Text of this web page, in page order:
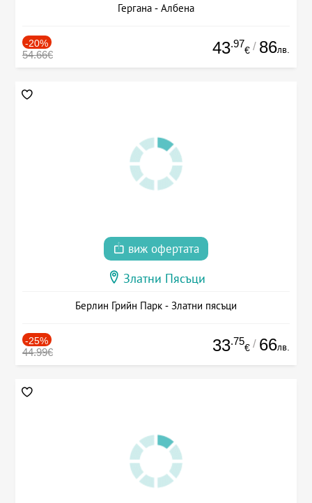
Гергана - Албена
-20%
54.66€ 43.97
€ / 86лв.
виж офертата
Златни Пясъци
Берлин Грийн Парк - Златни пясъци
-25%
44.99€ 33.75
€ / 66лв.